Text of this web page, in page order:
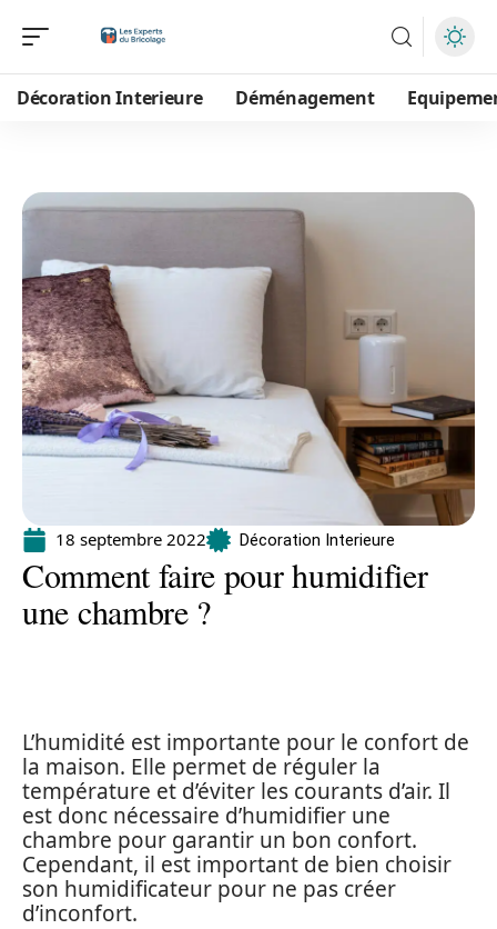
Décoration Interieure Déménagement
18 septembre 2022 Décoration Interieure
Comment faire pour humidifier
une chambre ?
L’humidité est importante pour le confort de
la maison. Elle permet de réguler la
température et d’éviter les courants d’air. Il
est donc nécessaire d’humidifier une
chambre pour garantir un bon confort.
Cependant, il est important de bien choisir
son humidificateur pour ne pas créer
d’inconfort.